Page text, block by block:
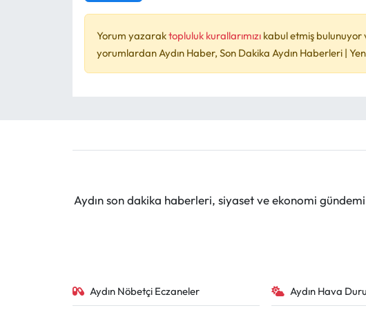
Yorum yazaraktopluluk kurallarımızı kabul etmiş bulunuyor
yorumlardan Aydın Haber, Son Dakika Aydın Haberleri |
Aydın son dakika haberleri, siyaset ve ekonomi
Aydın Nöbetçi Eczaneler Aydın Hava